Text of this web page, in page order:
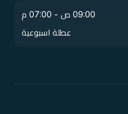
09:00 ص - 07:00 م
عطلة اسبوعية